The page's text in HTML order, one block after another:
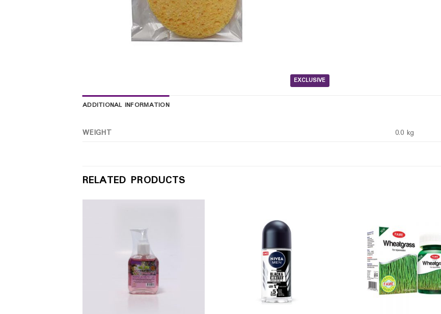
EXCLUSIVE
ADDITIONAL INFORMATION
WEIGHT 0.0 kg
RELATED PRODUCTS